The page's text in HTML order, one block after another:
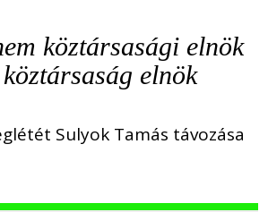
köztársasági elnök
elnök
Sulyok Tamás távozása